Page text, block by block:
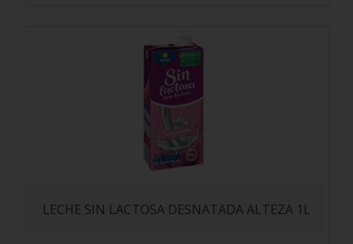
LECHE SIN LACTOSA DESNATADA ALTEZA 1L